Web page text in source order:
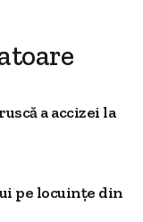
a accizei la
pe locuințe din